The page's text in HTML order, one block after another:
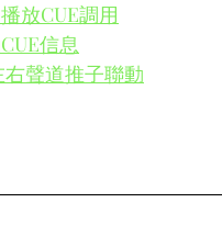
放CUE調用
信息
聲道推子聯動